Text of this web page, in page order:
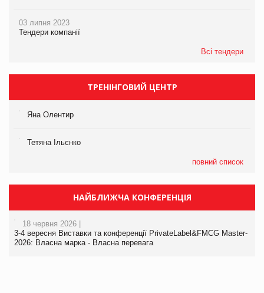
03 липня 2023
Тендери компанії
Всі тендери
ТРЕНІНГОВИЙ ЦЕНТР
Яна Олентир
Тетяна Ільєнко
повний список
НАЙБЛИЖЧА КОНФЕРЕНЦІЯ
18 червня 2026 |
3-4 вересня Виставки та конференції PrivateLabel&FMCG Master-
2026: Власна марка - Власна перевага